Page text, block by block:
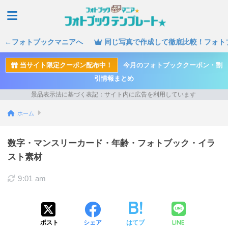
←フォトブックマニアへ 同じ写真で作成して徹底比較！フォ
当サイト限定クーポン配布中！
今月のフォトブッククーポン・割
引情報まとめ
ホーム
数字・マンスリーカード・年齢・フォトブック・イラ
スト素材
9:01 am
ポスト シェア はてブ LINE